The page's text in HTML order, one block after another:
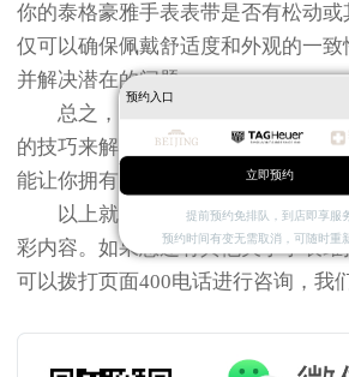
你的泰格豪雅手表表带是否有松动
仅可以确保佩戴舒适度和外观的一
并解决潜在的问题。
总之，泰格豪雅手表的表带过长
的技巧来解决。无论是自己动手还
能让你拥有一个更加满意的佩戴体验
以上就是
北京泰格豪雅售后服务
彩内容。如果您还有其他关于手表维
可以拨打页面400电话进行咨询，我
预约入口
立即预约
提前预约免排队，到店即享服
预约时间有变无需取消，可随时重